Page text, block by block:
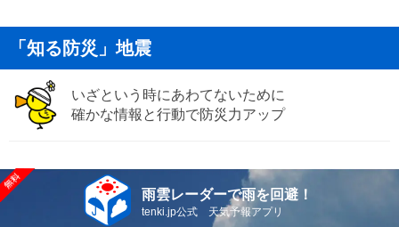
「知る防災」地震
いざという時にあわてないために
確かな情報と行動で防災力アップ
雨雲レーダーで雨を回避！
tenki.jp公式 天気予報アプリ